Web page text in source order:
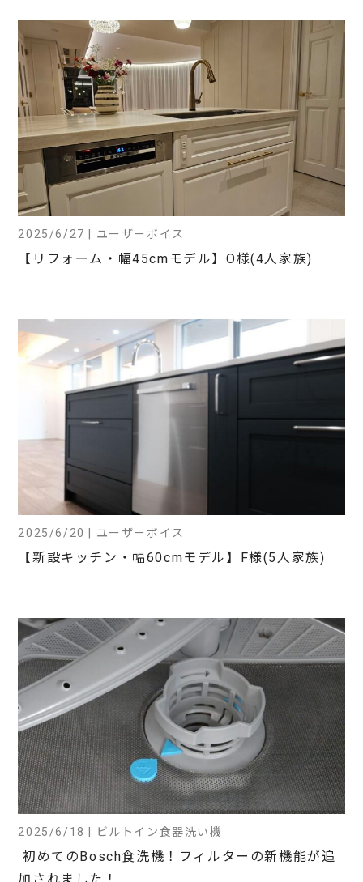
2025/6/27 | ユーザーボイス
【リフォーム・幅45cmモデル】O様(4人家族)
2025/6/20 | ユーザーボイス
【新設キッチン・幅60cmモデル】F様(5人家族)
2025/6/18 | ビルトイン食器洗い機
初めてのBosch食洗機！フィルターの新機能が追